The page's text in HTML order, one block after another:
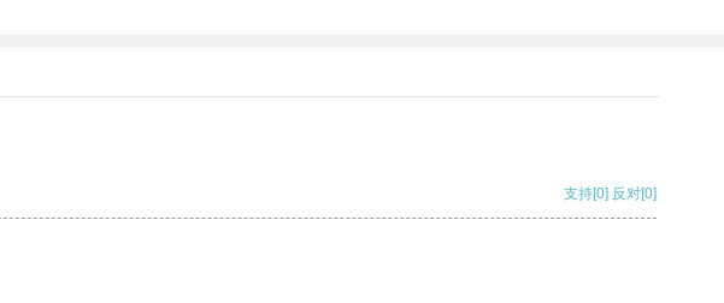
支持[0] 反对[0]